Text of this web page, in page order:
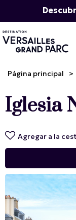
Página principal >
Iglesia
Agregar a la